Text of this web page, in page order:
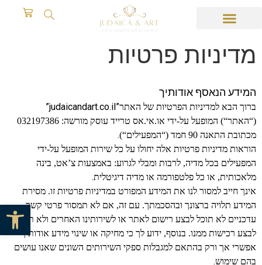
פתח
מדיניות פרטיות
המידע הנאסף אודותיך
ברוך הבא למדיניות הפרטיות של האתר”judaicandart.co.il”
(“האתר“) המופעל על-ידי או.אי.אס טרייד עוסק מורשה: 032197386
מכתובת התאנה 90 חמד (“המפעילים“)
.
הוראות מדיניות פרטיות אלה יחולו על כל שירות המופעל על-ידי
המפעילים בכל מדיה, לרבות ומבלי לגרוע: באמצעות צ’אט, בינה
מלאכותית, או כל פלטפורמה או מדיה דיגיטלית.
אינך חייב למסור לנו את המידע המפורט במדיניות פרטיות זו. מסירת
המידע תלויה ברצונך ובהסכמתך. עם זה, אם לא תמסור פרטי קשר
עדכניים לא תוכל לבצע רישום לאתר או לשירותינו האחרים ולא תוכל
לבצע רכישות ממנו. בנוסף, ידוע לך כי מחיקה או שינוי מידע אודותיך
אפשרי אך ורק בהתאם למגבלות ספקי השירותים השונים שאנו עושים
בהם שימוש.